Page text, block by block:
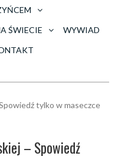
ŚWIECIE
WYWIAD
tylko w maseczce
– Spowiedź